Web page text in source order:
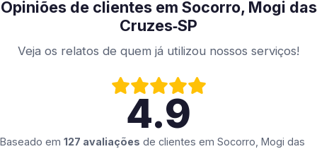
Opiniões de clientes em Socorro, Mogi das
Cruzes‑SP
Veja os relatos de quem já utilizou nossos serviços!
4.9
Baseado em 127 avaliações de clientes em Socorro, Mogi das